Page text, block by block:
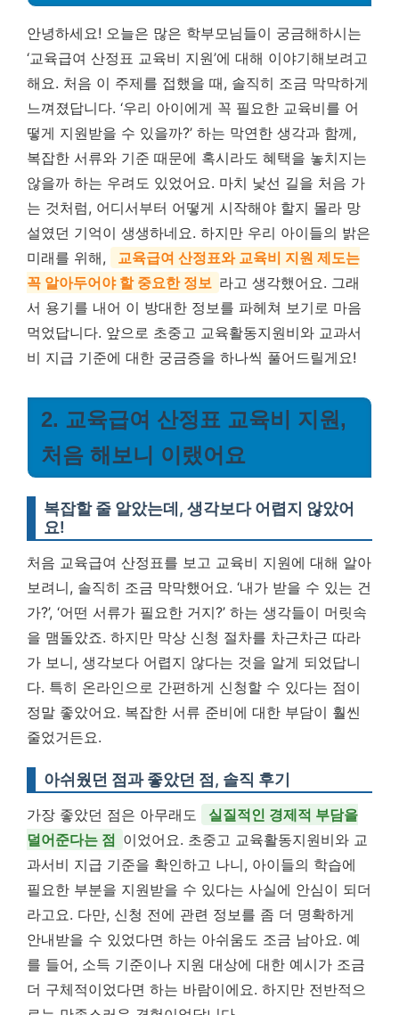
안녕하세요! 오늘은 많은 학부모님들이 궁금해하시는
‘교육급여 산정표 교육비 지원’에 대해 이야기해보려고
해요. 처음 이 주제를 접했을 때, 솔직히 조금 막막하게
느껴졌답니다. ‘우리 아이에게 꼭 필요한 교육비를 어
떻게 지원받을 수 있을까?’ 하는 막연한 생각과 함께,
복잡한 서류와 기준 때문에 혹시라도 혜택을 놓치지는
않을까 하는 우려도 있었어요. 마치 낯선 길을 처음 가
는 것처럼, 어디서부터 어떻게 시작해야 할지 몰라 망
설였던 기억이 생생하네요. 하지만 우리 아이들의 밝은
미래를 위해,
교육급여 산정표와 교육비 지원 제도는
꼭 알아두어야 할 중요한 정보 라고 생각했어요. 그래
서 용기를 내어 이 방대한 정보를 파헤쳐 보기로 마음
먹었답니다. 앞으로 초중고 교육활동지원비와 교과서
비 지급 기준에 대한 궁금증을 하나씩 풀어드릴게요!
2. 교육급여 산정표 교육비 지원,
처음 해보니 이랬어요
복잡할 줄 알았는데, 생각보다 어렵지 않았어
요!
처음 교육급여 산정표를 보고 교육비 지원에 대해 알아
보려니, 솔직히 조금 막막했어요. ‘내가 받을 수 있는 건
가?’, ‘어떤 서류가 필요한 거지?’ 하는 생각들이 머릿속
을 맴돌았죠. 하지만 막상 신청 절차를 차근차근 따라
가 보니, 생각보다 어렵지 않다는 것을 알게 되었답니
다. 특히 온라인으로 간편하게 신청할 수 있다는 점이
정말 좋았어요. 복잡한 서류 준비에 대한 부담이 훨씬
줄었거든요.
아쉬웠던 점과 좋았던 점, 솔직 후기
가장 좋았던 점은 아무래도
실질적인 경제적 부담을
덜어준다는 점 이었어요. 초중고 교육활동지원비와 교
과서비 지급 기준을 확인하고 나니, 아이들의 학습에
필요한 부분을 지원받을 수 있다는 사실에 안심이 되더
라고요. 다만, 신청 전에 관련 정보를 좀 더 명확하게
안내받을 수 있었다면 하는 아쉬움도 조금 남아요. 예
를 들어, 소득 기준이나 지원 대상에 대한 예시가 조금
더 구체적이었다면 하는 바람이에요. 하지만 전반적으